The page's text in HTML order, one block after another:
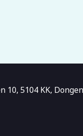
10, 5104 KK,